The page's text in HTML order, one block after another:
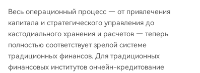
Весь операционный процесс — от привлечения
капитала и стратегического управления до
кастодиального хранения и расчетов — теперь
полностью соответствует зрелой системе
традиционных финансов. Для традиционных
финансовых институтов ончейн-кредитование